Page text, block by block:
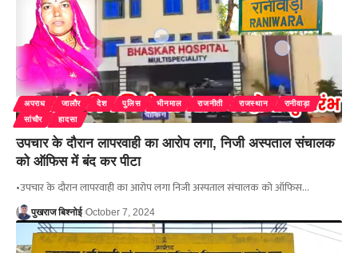
अपराध जालौर देश पुलिस भीनमाल राजनीती राजस्थान
रानीवाड़ा
सांचौर
हादसा
उपचार के दौरान लापरवाही का आरोप लगा, निजी अस्पताल संचालक
को ऑफिस में बंद कर पीटा
•उपचार के दौरान लापरवाही का आरोप लगा निजी अस्पताल संचालक को ऑफिस…
पुखराज बिश्नोई October 7, 2024